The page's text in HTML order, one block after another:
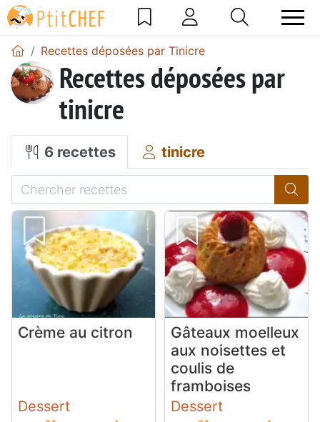
Recettes déposées par Tinicre
Recettes déposées par
tinicre
6 recettes tinicre
Crème au citron
Dessert
Gâteaux moelleux
aux noisettes et
coulis de
framboises
Dessert